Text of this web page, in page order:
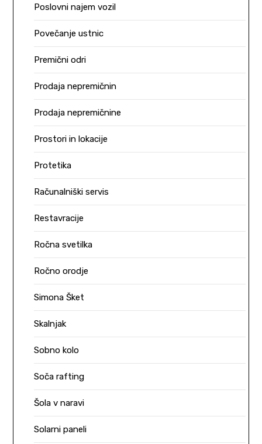
Poslovni najem vozil
Povečanje ustnic
Premični odri
Prodaja nepremičnin
Prodaja nepremičnine
Prostori in lokacije
Protetika
Računalniški servis
Restavracije
Ročna svetilka
Ročno orodje
Simona Šket
Skalnjak
Sobno kolo
Soča rafting
Šola v naravi
Solarni paneli